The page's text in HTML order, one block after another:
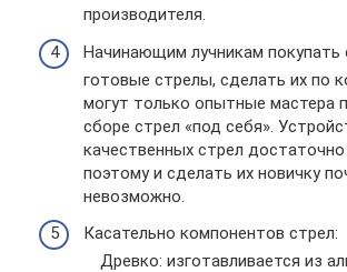
производителя.
Начинающим лучникам покупать
готовые стрелы, сделать их по
могут только опытные мастера
сборе стрел «под себя».
качественных стрел
поэтому и сделать их новичку
невозможно.
Касательно компонентов стрел:
Древко: изготавливается из